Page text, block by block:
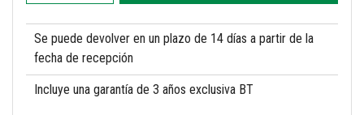
Se puede devolver en un plazo de 14 días a partir de la
fecha de recepción
Incluye una garantía de 3 años exclusiva BT